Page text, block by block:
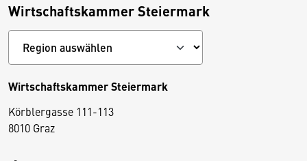
Wirtschaftskammer Steiermark
Wirtschaftskammer Steiermark
Körblergasse 111-113
8010 Graz
D
i